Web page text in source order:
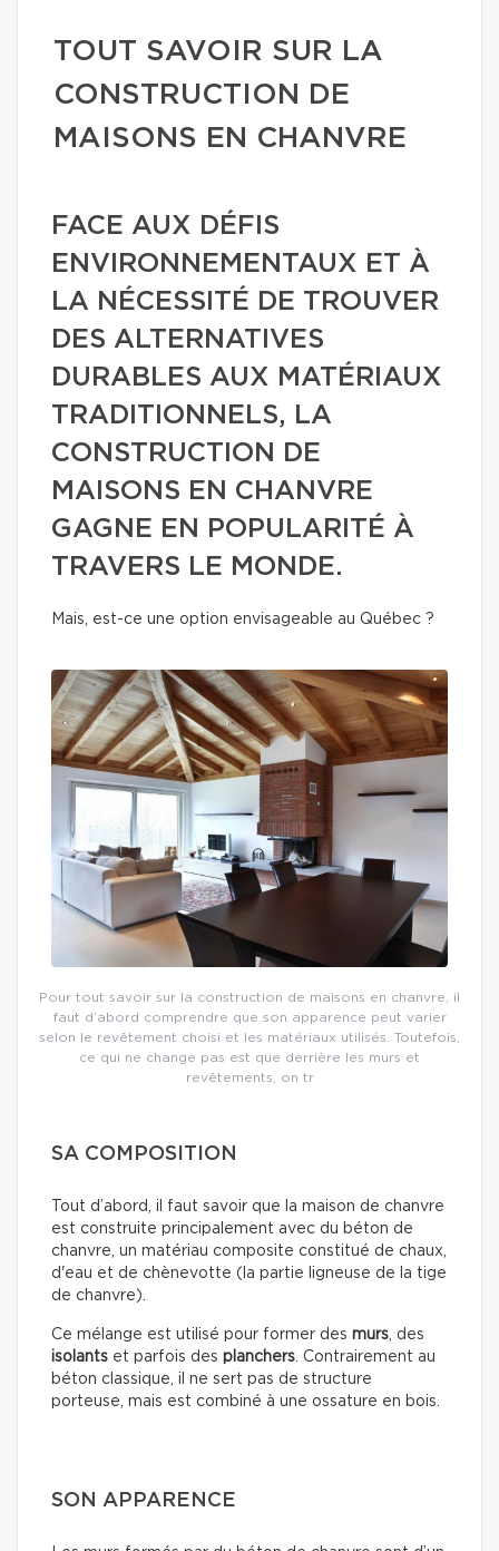
TOUT SAVOIR SUR LA
CONSTRUCTION DE
MAISONS EN CHANVRE
FACE AUX DÉFIS
ENVIRONNEMENTAUX ET À
LA NÉCESSITÉ DE TROUVER
DES ALTERNATIVES
DURABLES AUX MATÉRIAUX
TRADITIONNELS, LA
CONSTRUCTION DE
MAISONS EN CHANVRE
GAGNE EN POPULARITÉ À
TRAVERS LE MONDE.
Mais, est-ce une option envisageable au Québec ?
Pour tout savoir sur la construction de maisons en chanvre, il
faut d’abord comprendre que son apparence peut varier
selon le revêtement choisi et les matériaux utilisés. Toutefois,
ce qui ne change pas est que derrière les murs et
revêtements, on tr
SA COMPOSITION
Tout d’abord, il faut savoir que la maison de chanvre
est construite principalement avec du béton de
chanvre, un matériau composite constitué de chaux,
d'eau et de chènevotte (la partie ligneuse de la tige
de chanvre).
Ce mélange est utilisé pour former des murs , des
isolants et parfois des planchers . Contrairement au
béton classique, il ne sert pas de structure
porteuse, mais est combiné à une ossature en bois.
SON APPARENCE